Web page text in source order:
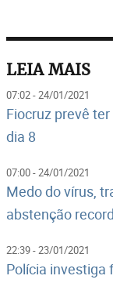
LEIA MAIS
07:02 - 24/01/2021
Fiocruz prevê
dia 8
07:00 - 24/01/2021
Medo do vírus,
abstenção
22:39 - 23/01/2021
Polícia investiga